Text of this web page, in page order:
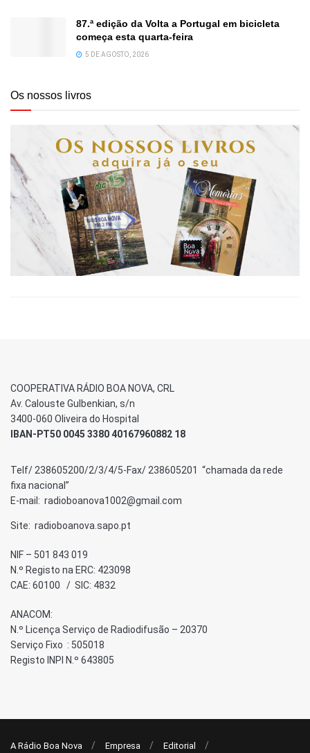
87.ª edição da Volta a Portugal em bicicleta
começa esta quarta-feira
5 DE AGOSTO, 2026
Os nossos livros
COOPERATIVA RÁDIO BOA NOVA, CRL
Av. Calouste Gulbenkian, s/n
3400-060 Oliveira do Hospital
IBAN-PT50 0045 3380 40167960882 18
Telf/ 238605200/2/3/4/5-Fax/ 238605201 “chamada da rede
fixa nacional”
E-mail: radioboanova1002@gmail.com
Site: radioboanova.sapo.pt
NIF – 501 843 019
N.º Registo na ERC: 423098
CAE: 60100 / SIC: 4832
ANACOM:
N.º Licença Serviço de Radiodifusão – 20370
Serviço Fixo : 505018
Registo INPI N.º 643805
A Rádio Boa Nova Empresa Editorial